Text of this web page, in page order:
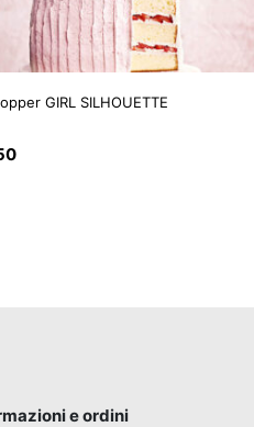
GIRL SILHOUETTE
e ordini